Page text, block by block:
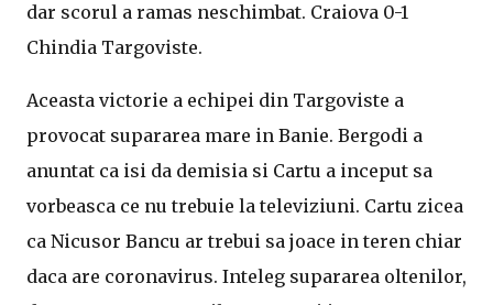
dar scorul a ramas neschimbat. Craiova 0-1
Chindia Targoviste.
Aceasta victorie a echipei din Targoviste a
provocat supararea mare in Banie. Bergodi a
anuntat ca isi da demisia si Cartu a inceput sa
vorbeasca ce nu trebuie la televiziuni. Cartu zicea
ca Nicusor Bancu ar trebui sa joace in teren chiar
daca are coronavirus. Inteleg supararea oltenilor,